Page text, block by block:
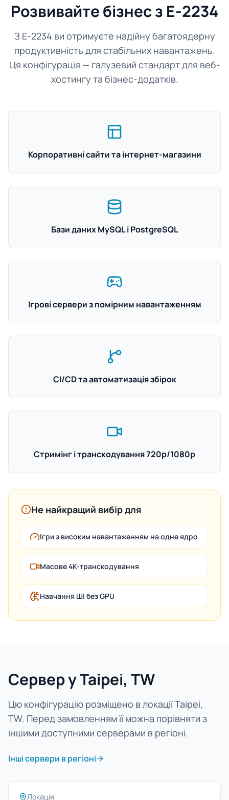
Розвивайте бізнес з E-2234
З E-2234 ви отримуєте надійну багатоядерну
продуктивність для стабільних навантажень.
Ця конфігурація — галузевий стандарт для веб-
хостингу та бізнес-додатків.
Корпоративні сайти та інтернет-магазини
Бази даних MySQL і PostgreSQL
Ігрові сервери з помірним навантаженням
CI/CD та автоматизація збірок
Стримінг і транскодування 720p/1080p
Не найкращий вибір для
Ігри з високим навантаженням на одне ядро
Масове 4K-транскодування
Навчання ШІ без GPU
Сервер у Taipei, TW
Цю конфігурацію розміщено в локації Taipei,
TW. Перед замовленням її можна порівняти з
іншими доступними серверами в регіоні.
Інші сервери в регіоні
Локація